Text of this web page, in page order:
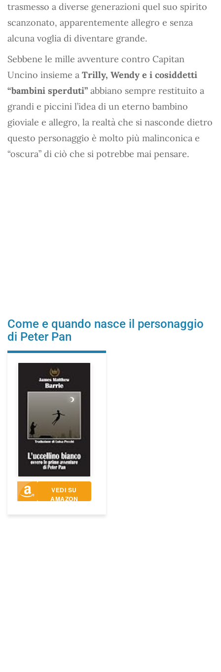
trasmesso a diverse generazioni quel suo spirito
scanzonato, apparentemente allegro e senza
alcuna voglia di diventare grande.
Sebbene le mille avventure contro Capitan
Uncino insieme a Trilly, Wendy e i cosiddetti
“bambini sperduti” abbiano sempre restituito a
grandi e piccini l’idea di un eterno bambino
gioviale e allegro, la realtà che si nasconde dietro
questo personaggio è molto più malinconica e
“oscura” di ciò che si potrebbe mai pensare.
Come e quando nasce il personaggio
di Peter Pan
VEDI SU
AMAZON